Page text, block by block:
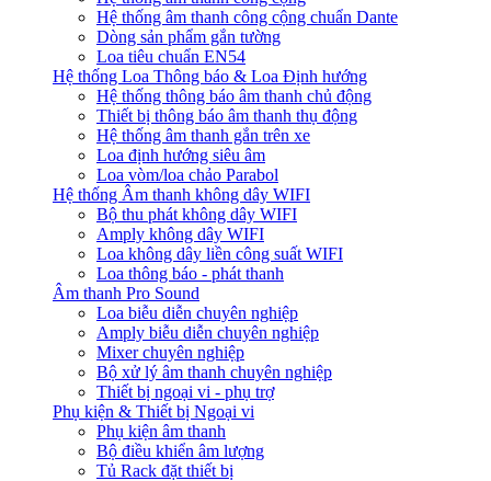
Hệ thống âm thanh công cộng chuẩn Dante
Dòng sản phẩm gắn tường
Loa tiêu chuẩn EN54
Hệ thống Loa Thông báo & Loa Định hướng
Hệ thống thông báo âm thanh chủ động
Thiết bị thông báo âm thanh thụ động
Hệ thống âm thanh gắn trên xe
Loa định hướng siêu âm
Loa vòm/loa chảo Parabol
Hệ thống Âm thanh không dây WIFI
Bộ thu phát không dây WIFI
Amply không dây WIFI
Loa không dây liền công suất WIFI
Loa thông báo - phát thanh
Âm thanh Pro Sound
Loa biễu diễn chuyên nghiệp
Amply biễu diễn chuyên nghiệp
Mixer chuyên nghiệp
Bộ xử lý âm thanh chuyên nghiệp
Thiết bị ngoại vi - phụ trợ
Phụ kiện & Thiết bị Ngoại vi
Phụ kiện âm thanh
Bộ điều khiển âm lượng
Tủ Rack đặt thiết bị